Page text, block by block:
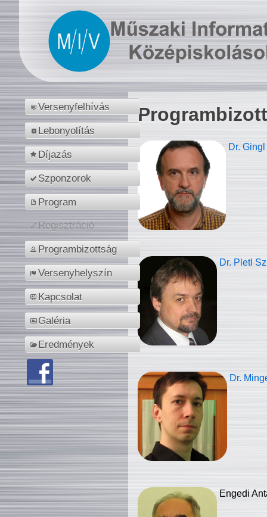
Versenyfelhívás
Lebonyolítás
Díjazás
Szponzorok
Program
Regisztráció
Programbizottság
Versenyhelyszín
Kapcsolat
Galéria
Eredmények
Dr.
Dr. Pletl
Dr.
Engedi